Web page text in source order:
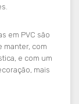
em PVC são
manter, com
e com um
mais